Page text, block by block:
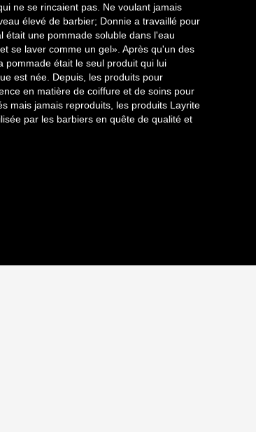
ne se rincaient pas. Ne voulant jamais
élevé de barbier; Donnie a travaillé pour
était une pommade soluble dans l'eau
se laver comme un gel». Après qu'un des
pommade était le seul produit qui lui
est née. Depuis, les produits pour
en matière de coiffure et de soins pour
mais jamais reproduits, les produits Layrite
par les barbiers en quête de qualité et